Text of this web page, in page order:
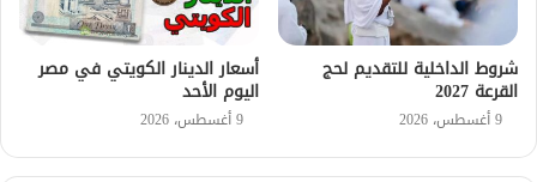
شروط الداخلية للتقديم لحج
القرعة 2027
9 أغسطس، 2026
أسعار الدينار الكويتي في مصر
اليوم الأحد
9 أغسطس، 2026